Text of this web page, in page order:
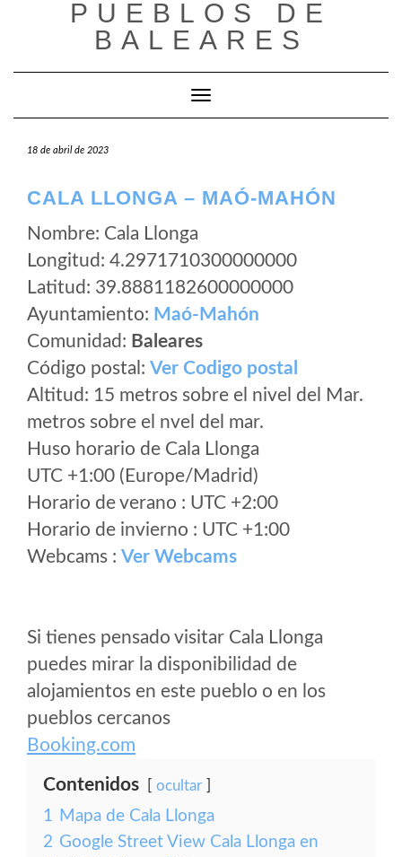
PUEBLOS DE
BALEARES
Cambiar modo de navegación
18 de abril de 2023
CALA LLONGA – MAÓ-MAHÓN
Nombre: Cala Llonga
Longitud: 4.2971710300000000
Latitud: 39.8881182600000000
Ayuntamiento: Maó-Mahón
Comunidad: Baleares
Código postal: Ver Codigo postal
Altitud: 15 metros sobre el nivel del Mar.
metros sobre el nvel del mar.
Huso horario de Cala Llonga
UTC +1:00 (Europe/Madrid)
Horario de verano : UTC +2:00
Horario de invierno : UTC +1:00
Webcams : Ver Webcams
Si tienes pensado visitar Cala Llonga
puedes mirar la disponibilidad de
alojamientos en este pueblo o en los
pueblos cercanos
Booking.com
Contenidos ocultar
1 Mapa de Cala Llonga
2 Google Street View Cala Llonga en